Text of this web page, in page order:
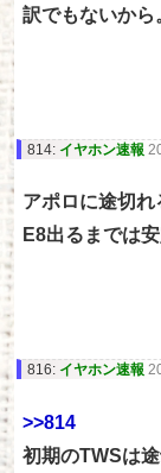
訳でもないから
814: イヤホン速報
アポロに途切れ
E8出るまでは
816: イヤホン速報
>>814
初期のTWSは